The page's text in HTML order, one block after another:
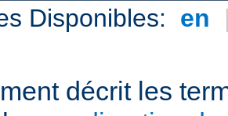
Disponibles: en
décrit les